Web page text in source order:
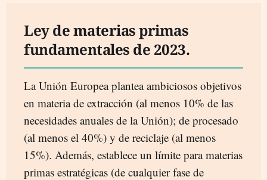
Ley de materias primas
fundamentales de 2023.
La Unión Europea plantea ambiciosos objetivos
en materia de extracción (al menos 10% de las
necesidades anuales de la Unión); de procesado
(al menos el 40%) y de reciclaje (al menos
15%). Además, establece un límite para materias
primas estratégicas (de cualquier fase de